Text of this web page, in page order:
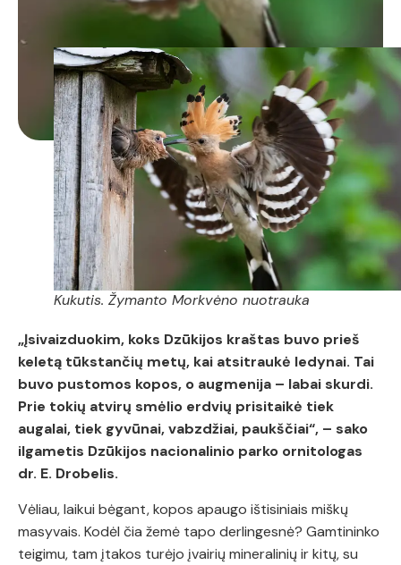
Kukutis. Žymanto Morkvėno nuotrauka
„Įsivaizduokim, koks Dzūkijos kraštas buvo prieš
keletą tūkstančių metų, kai atsitraukė ledynai. Tai
buvo pustomos kopos, o augmenija – labai skurdi.
Prie tokių atvirų smėlio erdvių prisitaikė tiek
augalai, tiek gyvūnai, vabzdžiai, paukščiai“, – sako
ilgametis Dzūkijos nacionalinio parko ornitologas
dr. E. Drobelis.
Vėliau, laikui bėgant, kopos apaugo ištisiniais miškų
masyvais. Kodėl čia žemė tapo derlingesnė? Gamtininko
teigimu, tam įtakos turėjo įvairių mineralinių ir kitų, su